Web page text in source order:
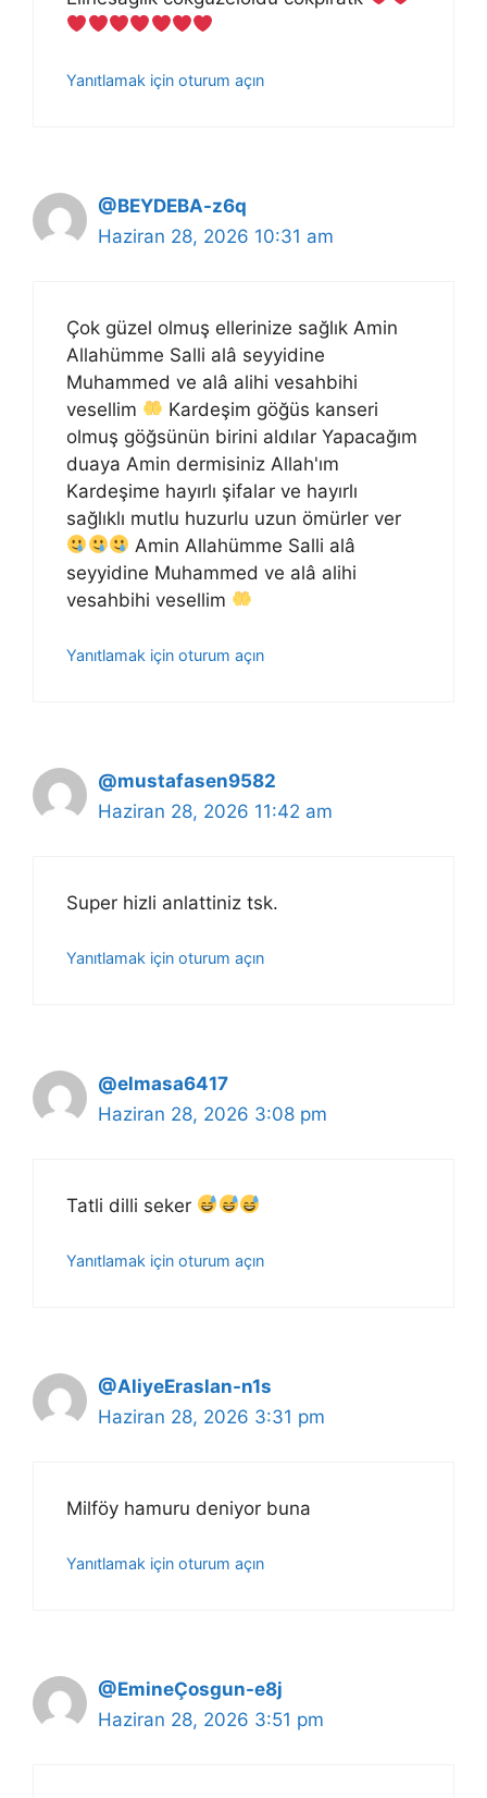
Yanıtlamak için oturum açın
@BEYDEBA-z6q
Haziran 28, 2026 10:31 am
Çok güzel olmuş ellerinize sağlık Amin
Allahümme Salli alâ seyyidine
Muhammed ve alâ alihi vesahbihi
vesellim
Kardeşim göğüs kanseri
olmuş göğsünün birini aldılar Yapacağım
duaya Amin dermisiniz Allah'ım
Kardeşime hayırlı şifalar ve hayırlı
sağlıklı mutlu huzurlu uzun ömürler ver
Amin Allahümme Salli alâ
seyyidine Muhammed ve alâ alihi
vesahbihi vesellim
Yanıtlamak için oturum açın
@mustafasen9582
Haziran 28, 2026 11:42 am
Super hizli anlattiniz tsk.
Yanıtlamak için oturum açın
@elmasa6417
Haziran 28, 2026 3:08 pm
Tatli dilli seker
Yanıtlamak için oturum açın
@AliyeEraslan-n1s
Haziran 28, 2026 3:31 pm
Milföy hamuru deniyor buna
Yanıtlamak için oturum açın
@EmineÇosgun-e8j
Haziran 28, 2026 3:51 pm